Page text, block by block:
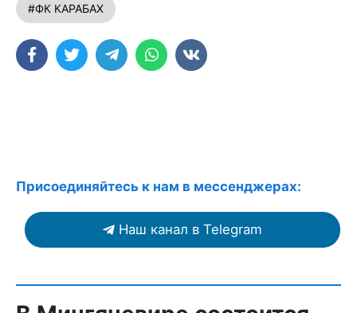
#ФК КАРАБАХ
Присоединяйтесь к нам в мессенджерах:
Наш канал в Telegram